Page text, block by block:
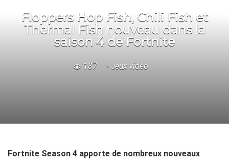
Floppers Hop Fish, Chili Fish et
Thermal Fish nouveau dans la
saison 4 de Fortnite
187 Jeux vidéo
Fortnite Season 4 apporte de nombreux nouveaux